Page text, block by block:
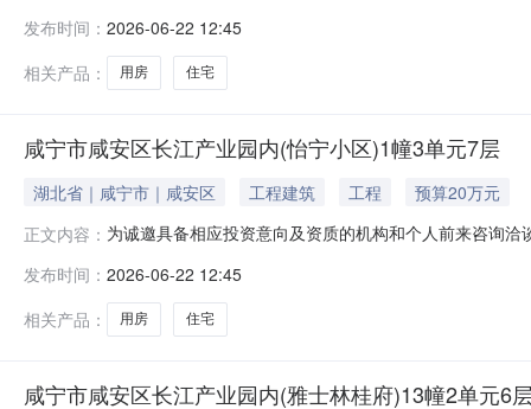
情况：待向法院核实。本案已进入强制执行阶段，该资
化处置的
发布时间： 2026-06-22 12:45
相关产品：
用房 住宅
咸宁市咸安区长江产业园内(怡宁小区)1幢3单元7层
湖北省｜咸宁市｜咸安区 工程建筑 工程
预算20万元
正文内容： 为诚邀具备相应投资意向及资质的机构和个人前来咨询
核实。本案已进入强制执行阶段，该资产权属清晰且不
行，最终处
发布时间： 2026-06-22 12:45
相关产品：
用房 住宅
咸宁市咸安区长江产业园内(雅士林桂府)13幢2单元6